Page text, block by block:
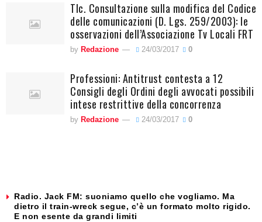
Tlc. Consultazione sulla modifica del Codice
delle comunicazioni (D. Lgs. 259/2003): le
osservazioni dell’Associazione Tv Locali FRT
by Redazione 24/03/2017 0
Professioni: Antitrust contesta a 12
Consigli degli Ordini degli avvocati possibili
intese restrittive della concorrenza
by Redazione 24/03/2017 0
Radio. Jack FM: suoniamo quello che vogliamo. Ma
dietro il train-wreck segue, c’è un formato molto rigido.
E non esente da grandi limiti